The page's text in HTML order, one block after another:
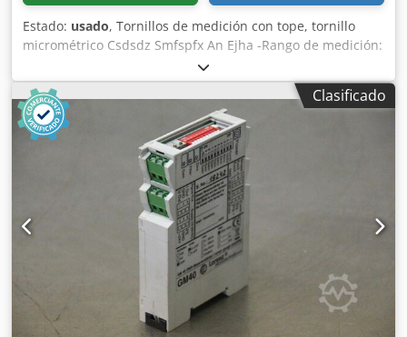
Estado: usado, Tornillos de medición con tope, tornillo
micrométrico Csdsdz Smfspfx An Ejha -Rango de medición:
200 - 225 mm -Sin: pieza de referencia -También
disponibles: otras dimensiones -Peso: 1,4 kg
Clasificado